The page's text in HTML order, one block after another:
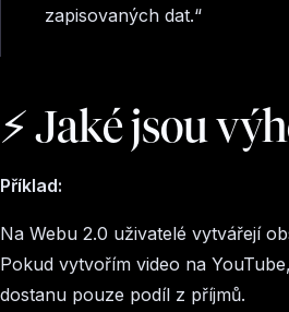
zapisovaných dat.“
⚡️ Jaké jsou
Příklad:
Na Webu 2.0 uživatelé vytvářejí
Pokud vytvořím video na
dostanu pouze podíl z příjmů.